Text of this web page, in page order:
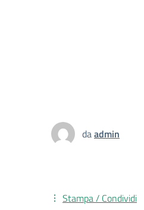
daadmin
Stampa / Condividi